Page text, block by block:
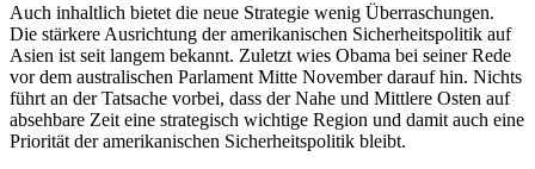
Auch inhaltlich bietet die neue Strategie wenig Überraschungen.
Die stärkere Ausrichtung der amerikanischen Sicherheitspolitik auf
Asien ist seit langem bekannt. Zuletzt wies Obama bei seiner Rede
vor dem australischen Parlament Mitte November darauf hin. Nichts
führt an der Tatsache vorbei, dass der Nahe und Mittlere Osten auf
absehbare Zeit eine strategisch wichtige Region und damit auch eine
Priorität der amerikanischen Sicherheitspolitik bleibt.